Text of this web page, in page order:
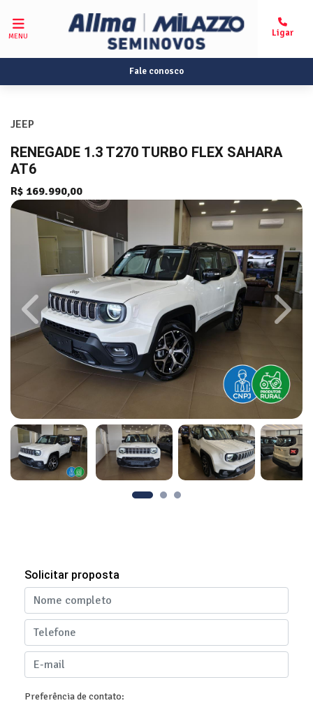
MENU
Fale conosco
JEEP
RENEGADE 1.3 T270 TURBO FLEX SAHARA
AT6
R$ 169.990,00
Previous Next
Solicitar proposta
Preferência de contato: